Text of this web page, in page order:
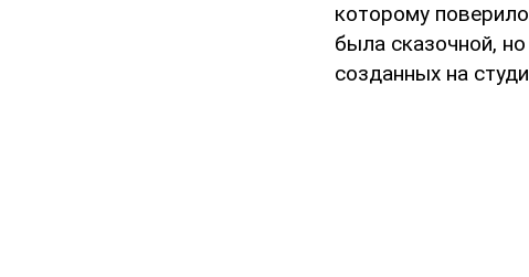
которому
была сказочной,
созданных на